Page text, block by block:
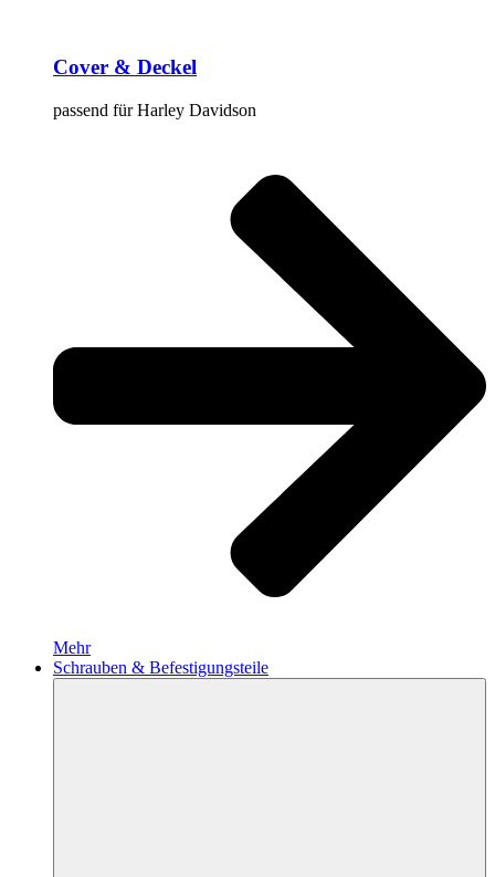
Cover & Deckel
passend für Harley Davidson
Mehr
Schrauben & Befestigungsteile